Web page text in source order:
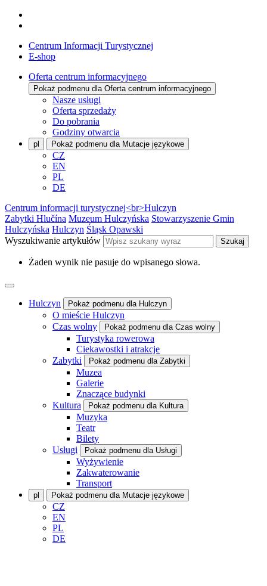
Centrum Informacji Turystycznej
E-shop
Oferta centrum informacyjnego
Pokaż podmenu dla Oferta centrum informacyjnego
Nasze usługi
Oferta sprzedaży
Do pobrania
Godziny otwarcia
pl Pokaż podmenu dla Mutacje językowe
CZ
EN
PL
DE
Centrum informacji turystycznej<br>Hulczyn
Zabytki Hlučína Muzeum Hulczyńska Stowarzyszenie Gmin
Hulczyńska Hulczyn Śląsk Opawski
Wyszukiwanie artykułów
Szukaj
Żaden wynik nie pasuje do wpisanego słowa.
Hulczyn Pokaż podmenu dla Hulczyn
O mieście Hulczyn
Czas wolny
Pokaż podmenu dla Czas wolny
Turystyka rowerowa
Ciekawostki i atrakcje
Zabytki
Pokaż podmenu dla Zabytki
Muzea
Galerie
Znaczące budynki
Kultura
Pokaż podmenu dla Kultura
Muzyka
Teatr
Bilety
Usługi
Pokaż podmenu dla Usługi
Wyżywienie
Zakwaterowanie
Transport
pl Pokaż podmenu dla Mutacje językowe
CZ
EN
PL
DE